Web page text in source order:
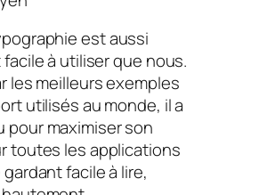
est aussi
à utiliser que nous.
les meilleurs exemples
utilisés au monde, il a
pour maximiser son
toutes les applications
facile à lire,